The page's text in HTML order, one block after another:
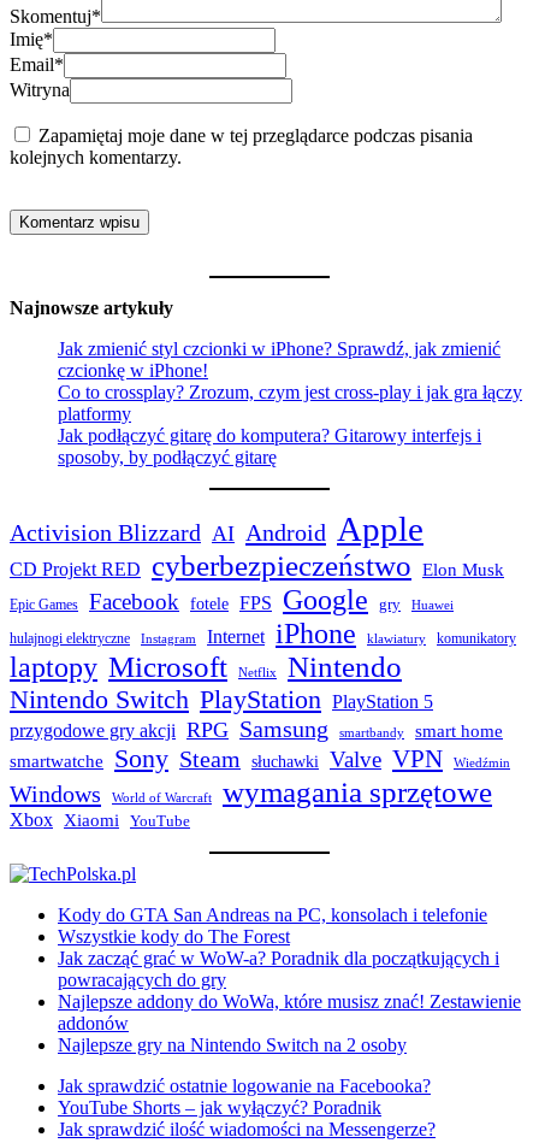
Skomentuj*
Imię*
Email*
Witryna
Zapamiętaj moje dane w tej przeglądarce podczas pisania
kolejnych komentarzy.
Najnowsze artykuły
Jak zmienić styl czcionki w iPhone? Sprawdź, jak zmienić
czcionkę w iPhone!
Co to crossplay? Zrozum, czym jest cross-play i jak gra łączy
platformy
Jak podłączyć gitarę do komputera? Gitarowy interfejs i
sposoby, by podłączyć gitarę
Activision Blizzard AI Android Apple
CD Projekt RED cyberbezpieczeństwo Elon Musk
Epic Games Facebook fotele FPS Google gry Huawei
hulajnogi elektryczne Instagram Internet iPhone klawiatury komunikatory
laptopy Microsoft Netflix Nintendo
Nintendo Switch PlayStation PlayStation 5
przygodowe gry akcji RPG Samsung smartbandy smart home
smartwatche Sony Steam słuchawki Valve VPN Wiedźmin
Windows World of Warcraft wymagania sprzętowe
Xbox Xiaomi YouTube
Kody do GTA San Andreas na PC, konsolach i telefonie
Wszystkie kody do The Forest
Jak zacząć grać w WoW-a? Poradnik dla początkujących i
powracających do gry
Najlepsze addony do WoWa, które musisz znać! Zestawienie
addonów
Najlepsze gry na Nintendo Switch na 2 osoby
Jak sprawdzić ostatnie logowanie na Facebooka?
YouTube Shorts – jak wyłączyć? Poradnik
Jak sprawdzić ilość wiadomości na Messengerze?